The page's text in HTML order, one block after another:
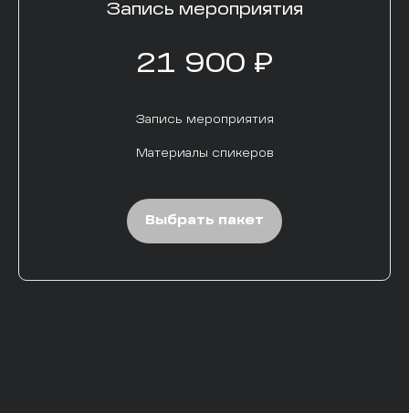
Запись мероприятия
21 900 ₽
Запись мероприятия
Материалы спикеров
Выбрать пакет